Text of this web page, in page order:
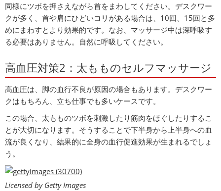
同様にツボを押さえながら首をまわしてください。デスクワー
クが多く、首や肩にひどいコリがある場合は、10回、15回と多
めにまわすとより効果的です。なお、マッサージ中は深呼吸す
る必要はありません。自然に呼吸してください。
高血圧対策2：太もものセルフマッサージ
高血圧は、脚の血行不良が原因の場合もあります。デスクワー
クはもちろん、立ち仕事でも多いケースです。
この場合、太もものツボを刺激したり筋肉をほぐしたりするこ
とが大切になります。そうすることで下半身から上半身への血
流が良くなり、結果的に全身の血行促進効果が生まれるでしょ
う。
Licensed by Getty Images